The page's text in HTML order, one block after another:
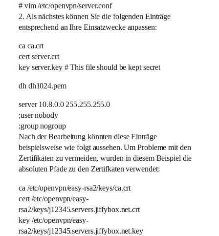
# vim /etc/openvpn/server.conf
2. Als nächstes können Sie die folgenden Einträge
entsprechend an Ihre Einsatzwecke anpassen:
ca ca.crt
cert server.crt
key server.key # This file should be kept secret
dh dh1024.pem
server 10.8.0.0 255.255.255.0
;user nobody
;group nogroup
Nach der Bearbeitung könnten diese Einträge
beispielsweise wie folgt aussehen. Um Probleme mit den
Zertifikaten zu vermeiden, wurden in diesem Beispiel die
absoluten Pfade zu den Zertifkaten verwendet:
ca /etc/openvpn/easy-rsa2/keys/ca.crt
cert /etc/openvpn/easy-
rsa2/keys/j12345.servers.jiffybox.net.crt
key /etc/openvpn/easy-
rsa2/keys/j12345.servers.jiffybox.net.key